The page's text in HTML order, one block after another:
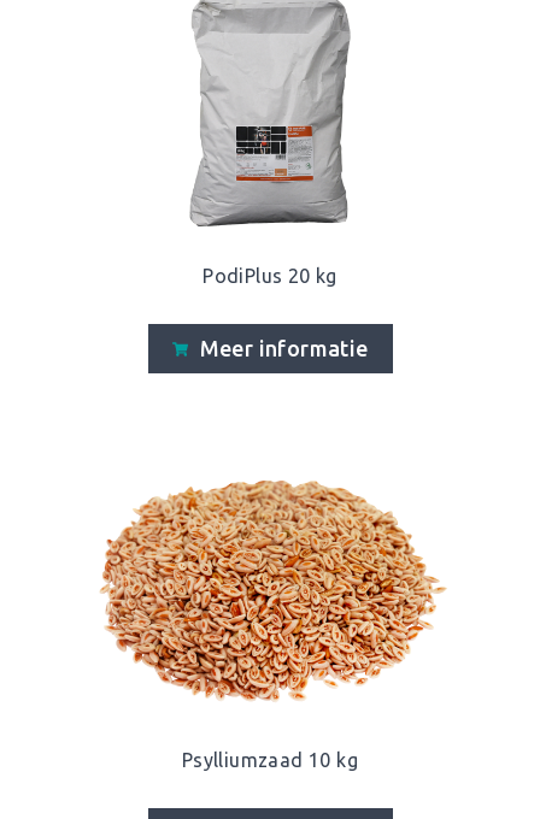
PodiPlus 20 kg
Meer informatie
Psylliumzaad 10 kg